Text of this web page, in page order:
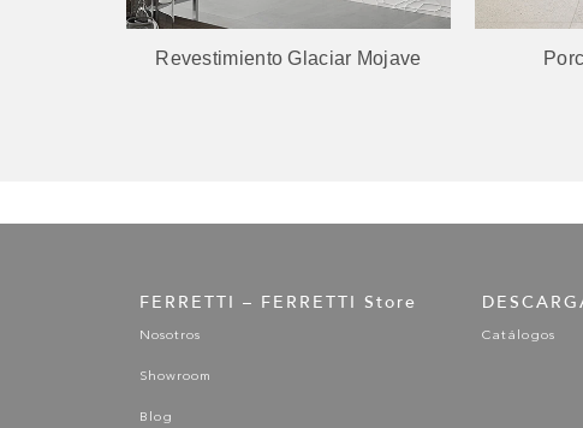
Revestimiento Glaciar Mojave
FERRETTI – FERRETTI Store
Nosotros
Showroom
Blog
Catálogos